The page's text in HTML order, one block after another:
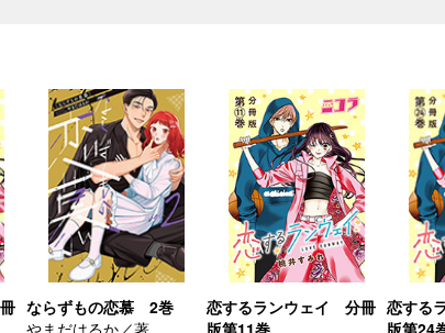
ならずもの恋慕 2巻
恋するランウェイ 分冊 恋する